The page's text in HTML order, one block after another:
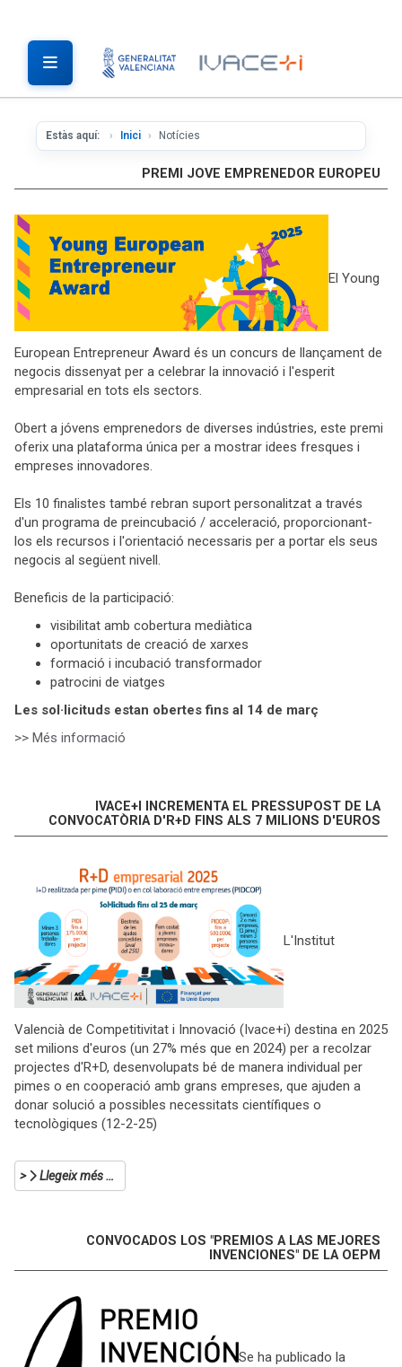
Estàs aquí: Inici Notícies
PREMI JOVE EMPRENEDOR EUROPEU
El Young
European Entrepreneur Award és un concurs de llançament de
negocis dissenyat per a celebrar la innovació i l'esperit
empresarial en tots els sectors.
Obert a jóvens emprenedors de diverses indústries, este premi
oferix una plataforma única per a mostrar idees fresques i
empreses innovadores.
Els 10 finalistes també rebran suport personalitzat a través
d'un programa de preincubació / acceleració, proporcionant-
los els recursos i l'orientació necessaris per a portar els seus
negocis al següent nivell.
Beneficis de la participació:
visibilitat amb cobertura mediàtica
oportunitats de creació de xarxes
formació i incubació transformador
patrocini de viatges
Les sol·licituds estan obertes fins al 14 de març
>> Més informació
IVACE+I INCREMENTA EL PRESSUPOST DE LA
CONVOCATÒRIA D'R+D FINS ALS 7 MILIONS D'EUROS
L'Institut
Valencià de Competitivitat i Innovació (Ivace+i) destina en 2025
set milions d'euros (un 27% més que en 2024) per a recolzar
projectes d'R+D, desenvolupats bé de manera individual per
pimes o en cooperació amb grans empreses, que ajuden a
donar solució a possibles necessitats científiques o
tecnològiques (12-2-25)
Llegeix més …
CONVOCADOS LOS "PREMIOS A LAS MEJORES
INVENCIONES" DE LA OEPM
Se ha publicado la